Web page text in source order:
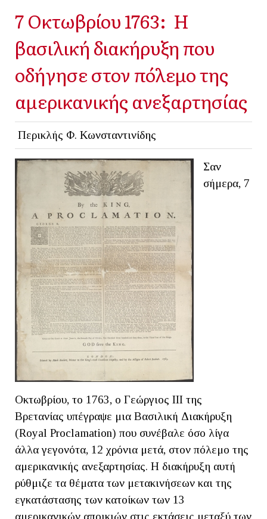
7 Οκτωβρίου 1763: Η
βασιλική διακήρυξη που
οδήγησε στον πόλεμο της
αμερικανικής ανεξαρτησίας
Περικλής Φ. Κωνσταντινίδης
Σαν
σήμερα, 7
Οκτωβρίου, το 1763, ο Γεώργιος ΙΙΙ της
Βρετανίας υπέγραψε μια Βασιλική Διακήρυξη
(Royal Proclamation) που συνέβαλε όσο λίγα
άλλα γεγονότα, 12 χρόνια μετά, στον πόλεμο της
αμερικανικής ανεξαρτησίας. Η διακήρυξη αυτή
ρύθμιζε τα θέματα των μετακινήσεων και της
εγκατάστασης των κατοίκων των 13
αμερικανικών αποικιών στις εκτάσεις μεταξύ των